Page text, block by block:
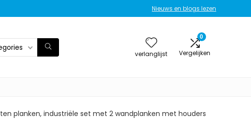
Nieuws en blogs lezen
verlanglijst
0
Vergelijken
planken, industriële set met 2 wandplanken met houders